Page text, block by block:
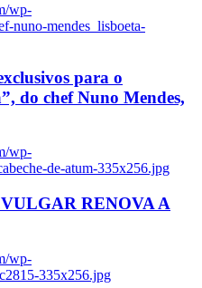
wp-
nuno-mendes_lisboeta-
para o
do chef Nuno Mendes,
wp-
de-atum-335x256.jpg
RENOVA A
wp-
335x256.jpg